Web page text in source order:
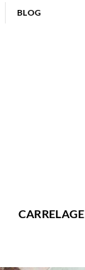
BLOG
CARRELAGE